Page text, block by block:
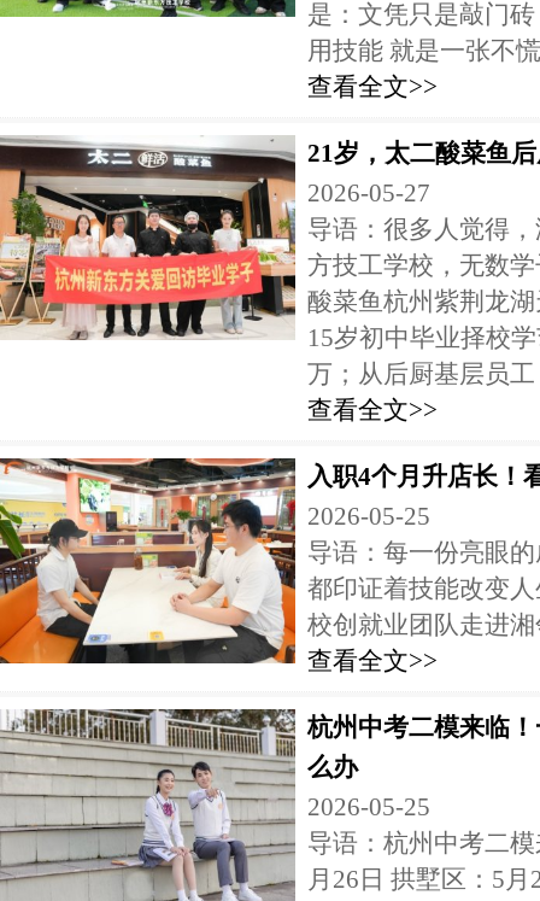
是：文凭只是敲门
用技能 就是一张不
查看全文>>
21岁，太二酸菜鱼
2026-05-27
导语：很多人觉得
方技工学校，无数
酸菜鱼杭州紫荆龙
15岁初中毕业择校
万；从后厨基层员
查看全文>>
入职4个月升店长！
2026-05-25
导语：每一份亮眼
都印证着技能改变
校创就业团队走进
查看全文>>
杭州中考二模来临
么办
2026-05-25
导语：杭州中考二
月26日 拱墅区：5